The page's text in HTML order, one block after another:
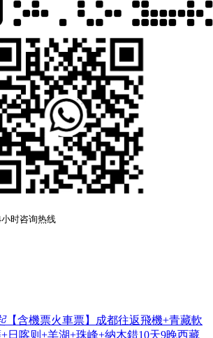
小时咨询热线
【含機票火車票】成都往返飛機+青藏軟
日喀则+羊湖+珠峰+納木錯10天9晚西藏